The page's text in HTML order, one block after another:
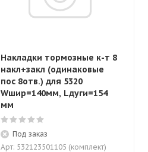
Накладки тормозные к-т 8
накл+закл (одинаковые
пос 8отв.) для 5320
Wшир=140мм, Lдуги=154
мм
Под заказ
Арт: 532123501105 (комплект)